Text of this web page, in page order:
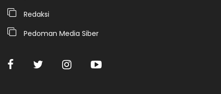
Redaksi
Pedoman Media Siber